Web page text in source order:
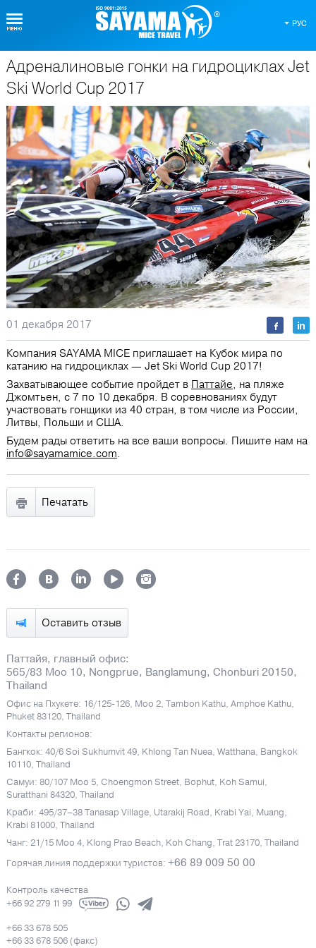
РУС
О Таиланде
Оставить отзыв
Паттайя, главный офис:
565/83 Moo 10, Nongprue, Banglamung, Chonburi 20150,
Thailand
Офис на Пхукете: 16/125-126, Moo 2, Tambon Kathu, Amphoe Kathu,
Phuket 83120, Thailand
Контакты регионов:
Бангкок: 40/6 Soi Sukhumvit 49, Khlong Tan Nuea, Watthana, Bangkok
10110, Thailand
Самуи: 80/107 Moo 5, Choengmon Street, Bophut, Koh Samui,
Suratthani 84320, Thailand
Краби: 495/37–38 Tanasap Village, Utarakij Road, Krabi Yai, Muang,
Krabi 81000, Thailand
Чанг: 21/15 Moo 4, Klong Prao Beach, Koh Chang, Trat 23170, Thailand
Горячая линия поддержки туристов: +66 89 009 50 00
Контроль качества
+66 92 279 11 99
+66 33 678 505
+66 33 678 506 (факс)
Адреналиновые гонки на гидроциклах Jet
Ski World Cup 2017
01 декабря 2017
Компания SAYAMA MICE приглашает на Кубок мира по
катанию на гидроциклах — Jet Ski World Cup 2017!
Захватывающее событие пройдет в Паттайе, на пляже
Джомтьен, с 7 по 10 декабря. В соревнованиях будут
участвовать гонщики из 40 стран, в том числе из России,
Литвы, Польши и США.
Будем рады ответить на все ваши вопросы. Пишите нам на
info@sayamamice.com.
Печатать